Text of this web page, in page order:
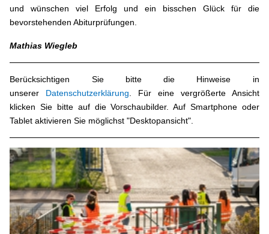
und wünschen viel Erfolg und ein bisschen Glück für die
bevorstehenden Abiturprüfungen.
Mathias Wiegleb
Berücksichtigen Sie bitte die Hinweise in
unserer Datenschutzerklärung . Für eine vergrößerte Ansicht
klicken Sie bitte auf die Vorschaubilder. Auf Smartphone oder
Tablet aktivieren Sie möglichst "Desktopansicht".